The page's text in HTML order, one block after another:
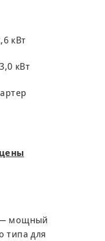
кВт
кВт
— мощный
типа для